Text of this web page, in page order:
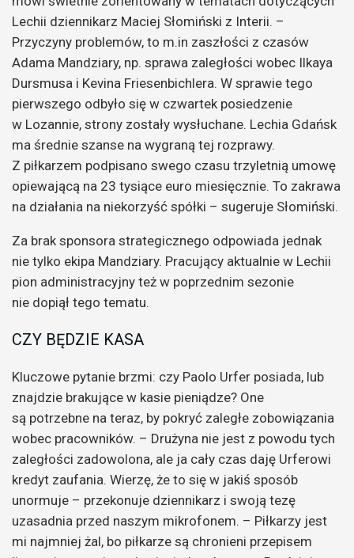
Lechii dziennikarz Maciej Słomiński z Interii. –
Przyczyny problemów, to m.in zaszłości z czasów
Adama Mandziary, np. sprawa zaległości wobec Ilkaya
Dursmusa i Kevina Friesenbichlera. W sprawie tego
pierwszego odbyło się w czwartek posiedzenie
w Lozannie, strony zostały wysłuchane. Lechia Gdańsk
ma średnie szanse na wygraną tej rozprawy.
Z piłkarzem podpisano swego czasu trzyletnią umowę
opiewającą na 23 tysiące euro miesięcznie. To zakrawa
na działania na niekorzyść spółki – sugeruje Słomiński.
Za brak sponsora strategicznego odpowiada jednak
nie tylko ekipa Mandziary. Pracujący aktualnie w Lechii
pion administracyjny też w poprzednim sezonie
nie dopiął tego tematu.
CZY BĘDZIE KASA
Kluczowe pytanie brzmi: czy Paolo Urfer posiada, lub
znajdzie brakujące w kasie pieniądze? One
są potrzebne na teraz, by pokryć zaległe zobowiązania
wobec pracowników. – Drużyna nie jest z powodu tych
zaległości zadowolona, ale ja cały czas daję Urferowi
kredyt zaufania. Wierzę, że to się w jakiś sposób
unormuje – przekonuje dziennikarz i swoją tezę
uzasadnia przed naszym mikrofonem. – Piłkarzy jest
mi najmniej żal, bo piłkarze są chronieni przepisem